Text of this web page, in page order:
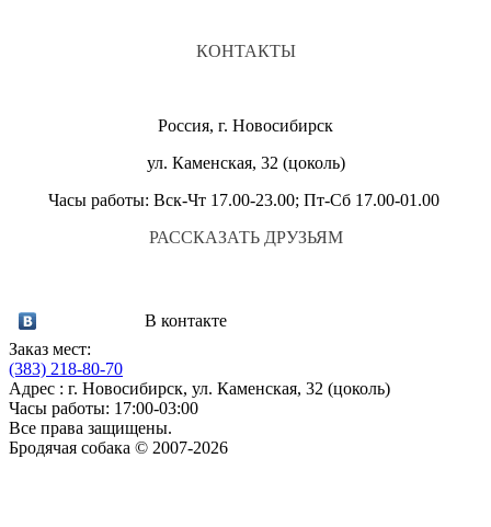
КОНТАКТЫ
Россия, г. Новосибирск
ул. Каменская, 32 (цоколь)
Часы работы: Вск-Чт 17.00-23.00; Пт-Сб 17.00-01.00
РАССКАЗАТЬ ДРУЗЬЯМ
В контакте
Заказ мест:
(383) 218-80-70
Адрес : г. Новосибирск, ул. Каменская, 32 (цоколь)
Часы работы: 17:00-03:00
Все права защищены.
Бродячая собака © 2007-2026